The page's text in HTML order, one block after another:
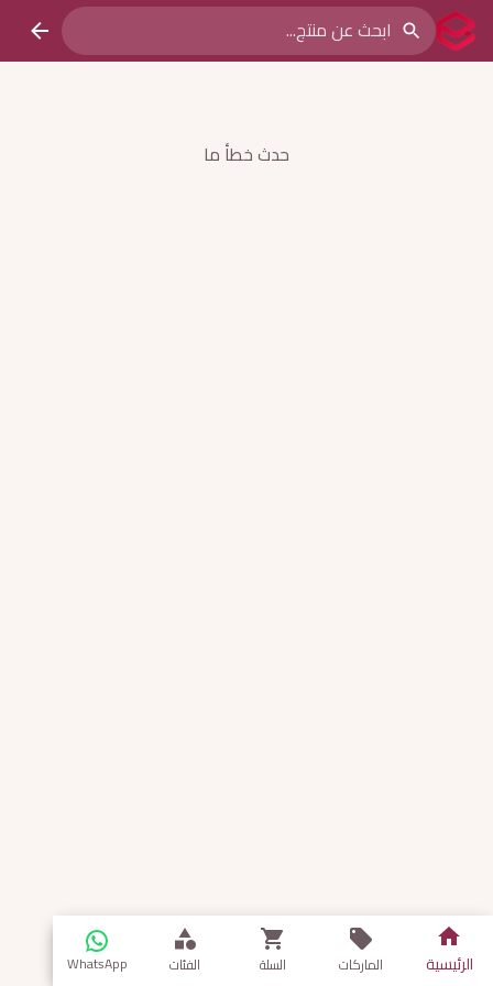
حدث خطأ ما
الرئيسية الماركات السلة الفئات WhatsApp